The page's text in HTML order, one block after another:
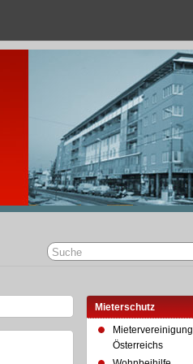
Mieterschutz
Mietervereinigung
Österreichs